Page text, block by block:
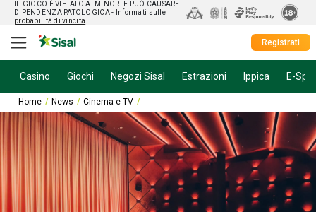
IL GIOCO È VIETATO AI MINORI E PUÒ CAUSARE
DIPENDENZA PATOLOGICA - Informati sulle
probabilità di vincita
Registrati
Casino Giochi Negozi Sisal Estrazioni Ippica E-
Home News Cinema e TV